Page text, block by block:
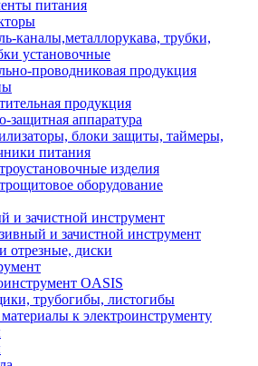
питания
каналы,металлорукава, трубки,
установочные
проводниковая продукция
продукция
защитная аппаратура
блоки защиты, таймеры,
питания
изделия
оборудование
и зачистной инструмент
и зачистной инструмент
отрезные, диски
OASIS
трубогибы, листогибы
к электроинструменту